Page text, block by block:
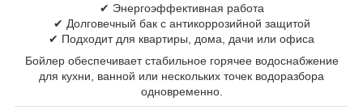
✔ Энергоэффективная работа
✔ Долговечный бак с антикоррозийной защитой
✔ Подходит для квартиры, дома, дачи или офиса
Бойлер обеспечивает стабильное горячее водоснабжение
для кухни, ванной или нескольких точек водоразбора
одновременно.